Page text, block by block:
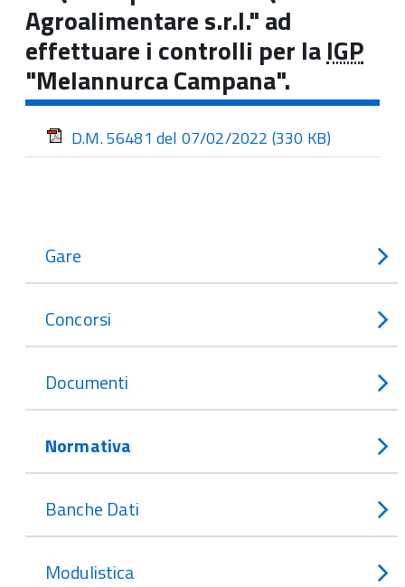
Agroalimentare s.r.l." ad
effettuare i controlli per laIGP
"Melannurca Campana".
D.M. 56481 del 07/02/2022 (330 KB)
Gare
Concorsi
Documenti
Normativa
Banche Dati
Modulistica